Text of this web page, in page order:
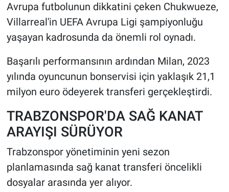
Avrupa futbolunun dikkatini çeken Chukwueze,
Villarreal'in UEFA Avrupa Ligi şampiyonluğu
yaşayan kadrosunda da önemli rol oynadı.
Başarılı performansının ardından Milan, 2023
yılında oyuncunun bonservisi için yaklaşık 21,1
milyon euro ödeyerek transferi gerçekleştirdi.
TRABZONSPOR'DA SAĞ KANAT
ARAYIŞI SÜRÜYOR
Trabzonspor yönetiminin yeni sezon
planlamasında sağ kanat transferi öncelikli
dosyalar arasında yer alıyor.